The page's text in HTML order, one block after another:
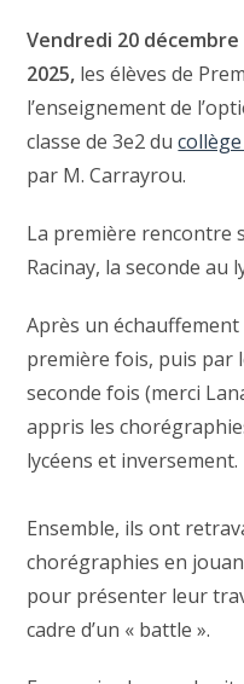
Vendredi 20
2025, les élèves de
l’enseignement de
classe de 3e2 du
par M. Carrayrou.
La première rencontre
Racinay, la seconde au
Après un
première fois, puis par
seconde fois (merci
appris les
lycéens et inversement.
Ensemble, ils ont
chorégraphies en
pour présenter leur
cadre d’un « battle ».